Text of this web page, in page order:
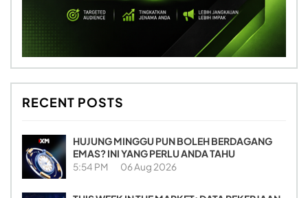
RECENT POSTS
HUJUNG MINGGU PUN BOLEH BERDAGANG
EMAS? INI YANG PERLU ANDA TAHU
5:54 PM 06 Aug 2026